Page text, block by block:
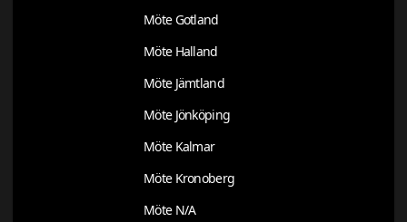
Möte Gotland
Möte Halland
Möte Jämtland
Möte Jönköping
Möte Kalmar
Möte Kronoberg
Möte N/A